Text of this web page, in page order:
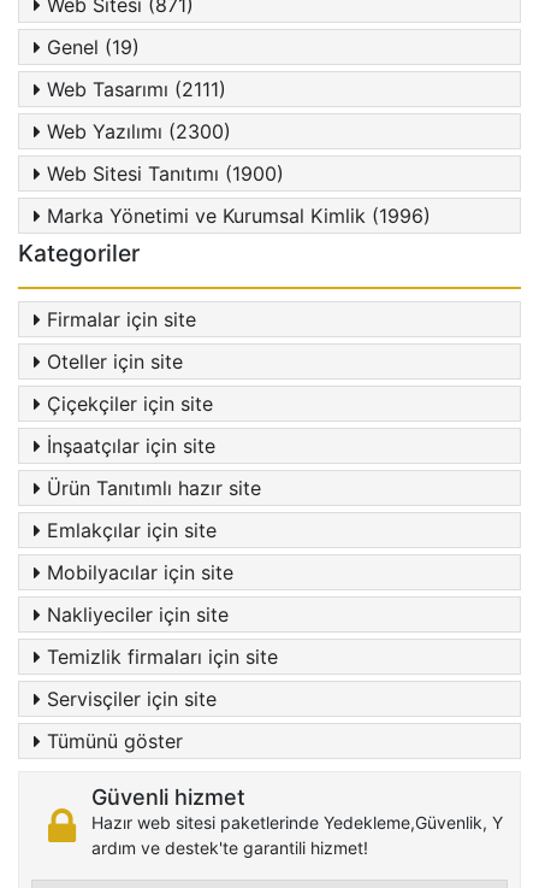
Web Sitesi (871)
Genel (19)
Web Tasarımı (2111)
Web Yazılımı (2300)
Web Sitesi Tanıtımı (1900)
Marka Yönetimi ve Kurumsal Kimlik (1996)
Kategoriler
Firmalar için site
Oteller için site
Çiçekçiler için site
İnşaatçılar için site
Ürün Tanıtımlı hazır site
Emlakçılar için site
Mobilyacılar için site
Nakliyeciler için site
Temizlik firmaları için site
Servisçiler için site
Tümünü göster
Güvenli hizmet
Hazır web sitesi paketlerinde Yedekleme,Güvenlik, Y
ardım ve destek'te garantili hizmet!